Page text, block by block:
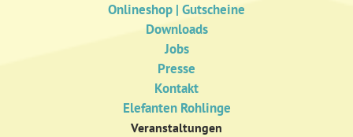
Onlineshop | Gutscheine
Downloads
Jobs
Presse
Kontakt
Elefanten Rohlinge
Veranstaltungen